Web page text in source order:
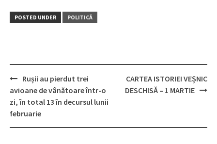
POSTED UNDER POLITICĂ
Post
navigation
Rușii au pierdut trei
avioane de vânătoare într-o
zi, în total 13 în decursul lunii
februarie
CARTEA ISTORIEI VEȘNIC
DESCHISĂ – 1 MARTIE